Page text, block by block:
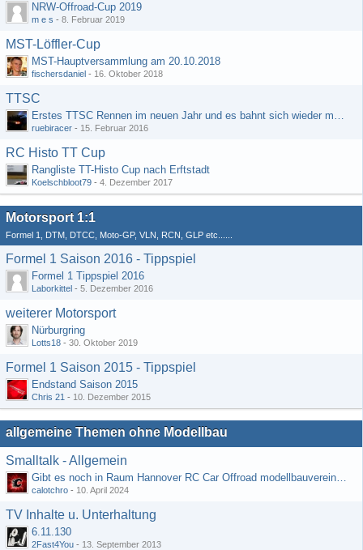
NRW-Offroad-Cup 2019
m e s - 8. Februar 2019
MST-Löffler-Cup
MST-Hauptversammlung am 20.10.2018
fischersdaniel - 16. Oktober 2018
TTSC
Erstes TTSC Rennen im neuen Jahr und es bahnt sich wieder mal eine Rekordteilnehmerzahl an
ruebiracer - 15. Februar 2016
RC Histo TT Cup
Rangliste TT-Histo Cup nach Erftstadt
Koelschbloot79 - 4. Dezember 2017
Motorsport 1:1
Formel 1, DTM, DTCC, Moto-GP, VLN, RCN, GLP etc......
Formel 1 Saison 2016 - Tippspiel
Formel 1 Tippspiel 2016
Laborkittel - 5. Dezember 2016
weiterer Motorsport
Nürburgring
Lotts18 - 30. Oktober 2019
Formel 1 Saison 2015 - Tippspiel
Endstand Saison 2015
Chris 21 - 10. Dezember 2015
allgemeine Themen ohne Modellbau
Smalltalk - Allgemein
Gibt es noch in Raum Hannover RC Car Offroad modellbauvereine, habe selbst schon gegoogelt aber erfolglos
calotchro - 10. April 2024
TV Inhalte u. Unterhaltung
6.11.130
2Fast4You - 13. September 2013